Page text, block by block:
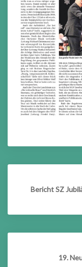
Post
Bericht SZ
19.